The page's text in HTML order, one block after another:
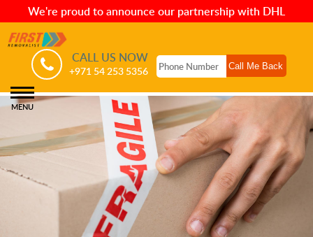
We're proud to announce our partnership with DHL
CALL US NOW
+971 54 253 5356
MENU